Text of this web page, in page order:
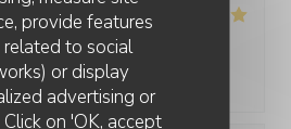
provide features
related to social
or display
advertising or
on 'OK, accept
3
:5/5 Food : 5/5 Value